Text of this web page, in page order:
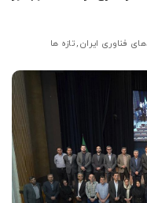
فناوری ایران تازه ها